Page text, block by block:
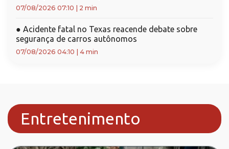
07/08/2026 07:10 2 min
● Acidente fatal no Texas reacende debate sobre
segurança de carros autônomos
07/08/2026 04:10 4 min
Entretenimento